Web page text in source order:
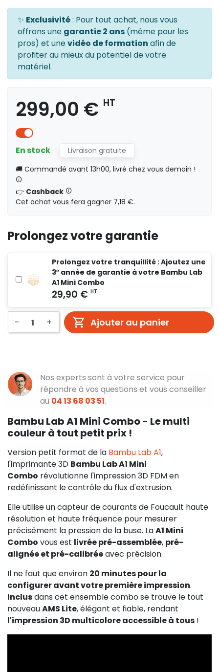
✨ Exclusivité: Pour tout achat, nous vous
offrons une garantie 2 ans (même pour les
pros) et unevidéo de formation afin de
profiter au mieux du potentiel de votre
matériel.
299,00 € HT
En stock
Livraison gratuite
🚚 Commandé avant 13h00, livré chez vous demain !
👉 Cashback
Cet achat vous fera gagner 7,18 €.
Prolongez votre garantie
Prolongez votre tranquillité : Ajoutez une
3ᵉ année de garantie à votre Bambu Lab
A1 Mini Combo
- + Ajouter au panier
Nos experts sont à votre service pour
répondre à vos questions et vous conseiller
au 04 13 68 03 51.
Bambu Lab A1 Mini Combo - Le multi
couleur à tout petit prix !
Version petit format de la Bambu Lab A1,
l'imprimante 3D Bambu Lab A1 Mini
Combo révolutionne l'impression 3D FDM en
redéfinissant le contrôle du flux d'extrusion.
Elle utilise un capteur de courants de Foucault haute
résolution et haute fréquence pour mesurer
précisément la pression de la buse. LaA1 Mini
Combo vous est livrée pré-assemblée, pré-
alignée et pré-calibréeavec précision.
Il ne faut que environ 20 minutes pour la
configurer avant votre première impression.
Inclusdans cet ensemble combo se trouve le tout
nouveauAMS Lite, élégant et fiable, rendant
l'impression 3D multicolore accessible à tous !